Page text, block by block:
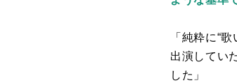
「純粋に“歌
出演してい
した」